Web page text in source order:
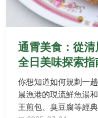
通霄美食：從
全日美味探索指
你想知道如何規劃一
晨漁港的現流鮮魚湯
王煎包、臭豆腐等經